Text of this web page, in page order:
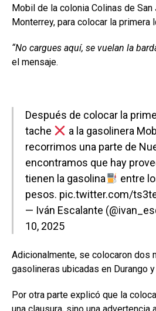
Mobil de la colonia Colinas de San
Monterrey, para colocar la primera
“No cargues aquí, se vuelan la
el mensaje.
Después de colocar la
tache
a la gasolinera
recorrimos una parte de
encontramos que hay
tienen la gasolina
entre
pesos. pic.twitter.com/
— Iván Escalante
10, 2025
Adicionalmente, se colocaron dos
gasolineras ubicadas en Durango y
Por otra parte explicó que la